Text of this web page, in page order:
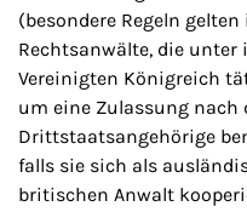
(besondere Regeln
Rechtsanwälte, die
Vereinigten Königreich
um eine Zulassung nach
Drittstaatsangehörige
falls sie sich als
britischen Anwalt